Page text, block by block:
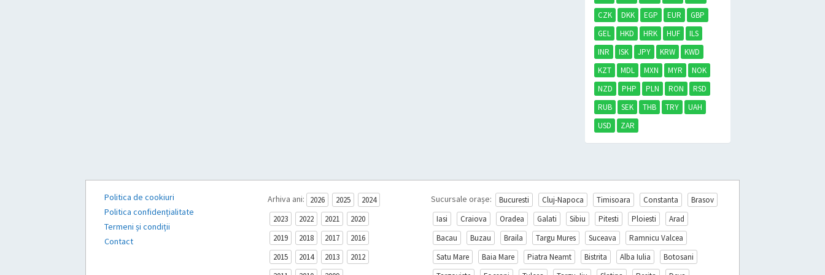
CZK
DKK EGP EUR
GBP
GEL
HKD HRK HUF
ILS
INR
ISK JPY KRW
KWD
KZT
MDL MXN MYR
NOK
NZD
PHP PLN RON
RSD
RUB
SEK THB TRY
UAH
USD
ZAR
Politica de cookiuri
Politica confidențialitate
Termeni și condiții
Contact
Arhiva ani: 2026 2025
2024
2023
2022 2021
2020
2019
2018 2017
2016
2015
2014 2013
2012
Sucursale orașe: Bucuresti Cluj-Napoca Timisoara Constanta
Brasov
Iasi
Craiova Oradea Galati Sibiu Pitesti Ploiesti
Arad
Bacau
Buzau Braila Targu Mures Suceava
Ramnicu Valcea
Satu Mare
Baia Mare Piatra Neamt Bistrita Alba Iulia
Botosani